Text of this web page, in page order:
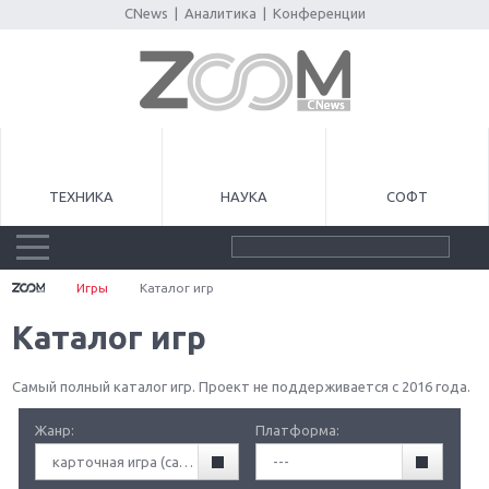
CNews Аналитика Конференции
ТЕХНИКА НАУКА СОФТ
Игры Каталог игр
Каталог игр
Самый полный каталог игр. Проект не поддерживается с 2016 года.
Жанр:
карточная игра (card game)
Платформа:
---